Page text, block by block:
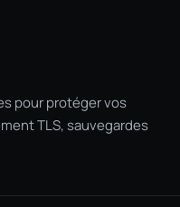
pour protéger vos
TLS, sauvegardes